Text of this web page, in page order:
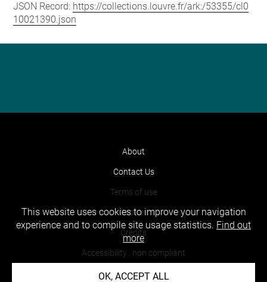
JSON Record: https://collections.louvre.fr/ark:/53355/cl0
10021390.json
About
Contact Us
Terms of use
Cookies
Credits
Accessibility : non compliant
This website uses cookies to improve your navigation
experience and to compile site usage statistics. Find out
more
OK, ACCEPT ALL